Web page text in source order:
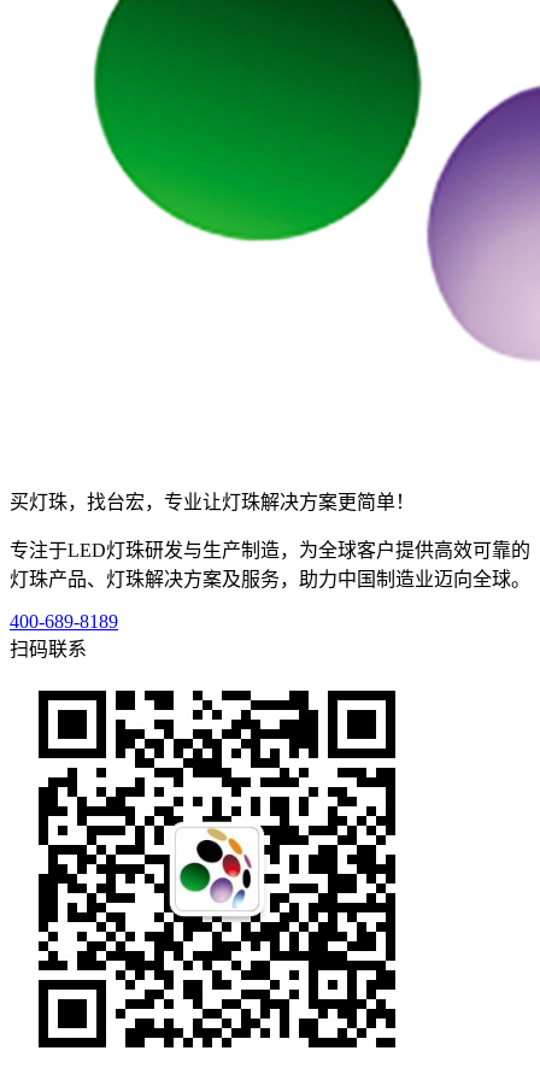
买灯珠，找台宏，专业让灯珠解决方案更简单！
专注于LED灯珠研发与生产制造，为全球客户提供高效可靠的
灯珠产品、灯珠解决方案及服务，助力中国制造业迈向全球。
400-689-8189
扫码联系